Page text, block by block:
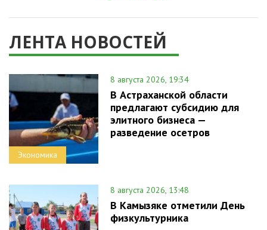
ЛЕНТА НОВОСТЕЙ
Экономика
8 августа 2026, 19:34
В Астраханской области
предлагают субсидию для
элитного бизнеса —
разведение осетров
8 августа 2026, 13:48
В Камызяке отметили День
физкультурника